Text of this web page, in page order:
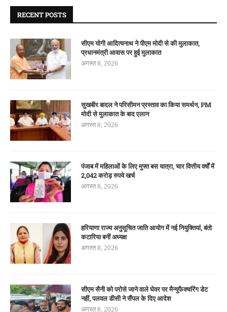
RECENT POSTS
सीएम योगी आदित्यनाथ ने पीएम मोदी से की मुलाकात,
प्रधानमंत्री आवास पर हुई मुलाकात
अगस्त 8, 2026
सुखबीर बादल ने परिसीमन प्रस्ताव का किया समर्थन, PM
मोदी से मुलाकात के बाद एलान
अगस्त 8, 2026
पंजाब में महिलाओं के लिए मुफ्त बस यात्रा, चार वित्तीय वर्षों में
2,042 करोड़ रुपये खर्च
अगस्त 8, 2026
हरियाणा राज्य अनुसूचित जाति आयोग में नई नियुक्तियां, बंतो
कटारिया बनीं अध्यक्ष
अगस्त 8, 2026
सीएम सैनी को परोसे जाने वाले घेवर पर मैन्युफैक्चरिंग डेट
नहीं, पलवल डीसी ने सैंपल के दिए आदेश
अगस्त 8, 2026